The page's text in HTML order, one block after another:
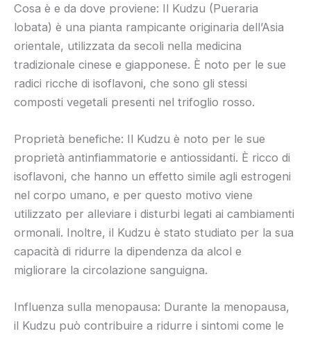
Cosa è e da dove proviene: Il Kudzu (Pueraria
lobata) è una pianta rampicante originaria dell’Asia
orientale, utilizzata da secoli nella medicina
tradizionale cinese e giapponese. È noto per le sue
radici ricche di isoflavoni, che sono gli stessi
composti vegetali presenti nel trifoglio rosso.
Proprietà benefiche: Il Kudzu è noto per le sue
proprietà antinfiammatorie e antiossidanti. È ricco di
isoflavoni, che hanno un effetto simile agli estrogeni
nel corpo umano, e per questo motivo viene
utilizzato per alleviare i disturbi legati ai cambiamenti
ormonali. Inoltre, il Kudzu è stato studiato per la sua
capacità di ridurre la dipendenza da alcol e
migliorare la circolazione sanguigna.
Influenza sulla menopausa: Durante la menopausa,
il Kudzu può contribuire a ridurre i sintomi come le